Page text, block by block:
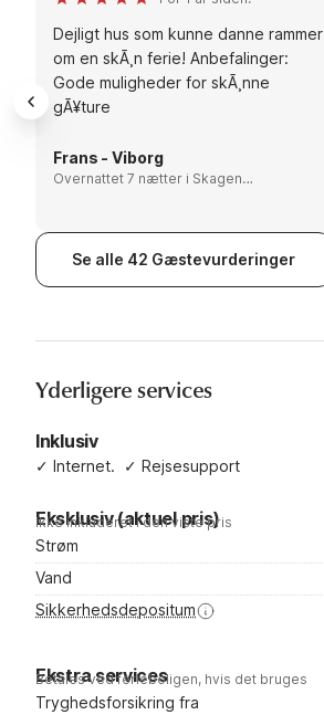
Dejligt hus som kunne danne rammer
om en skÃ¸n ferie! Anbefalinger:
Gode muligheder for skÃ¸nne
gÃ¥ture
Frans - Viborg
Overnattet 7 nætter i Skagen
Se alle 42 Gæstevurderinger
Yderligere services
Inklusiv
✓ Internet. ✓ Rejsesupport
Eksklusiv (aktuel pris)
Ikke inkluderet i den viste pris
Strøm
Vand
Sikkerhedsdepositum
Ekstra services
Betales ved ferieboligen, hvis det bruges
Tryghedsforsikring fra